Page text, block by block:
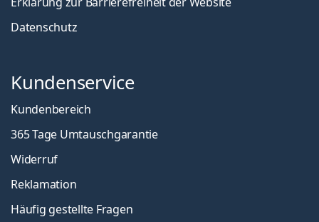
Datenschutz
Kundenservice
Kundenbereich
365 Tage Umtauschgarantie
Widerruf
Reklamation
Häufig gestellte Fragen